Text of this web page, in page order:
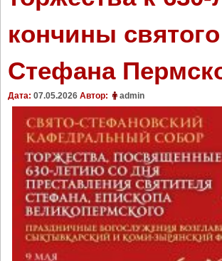
кончины святого
Стефана
Дата: 07.05.2026 Автор: admin